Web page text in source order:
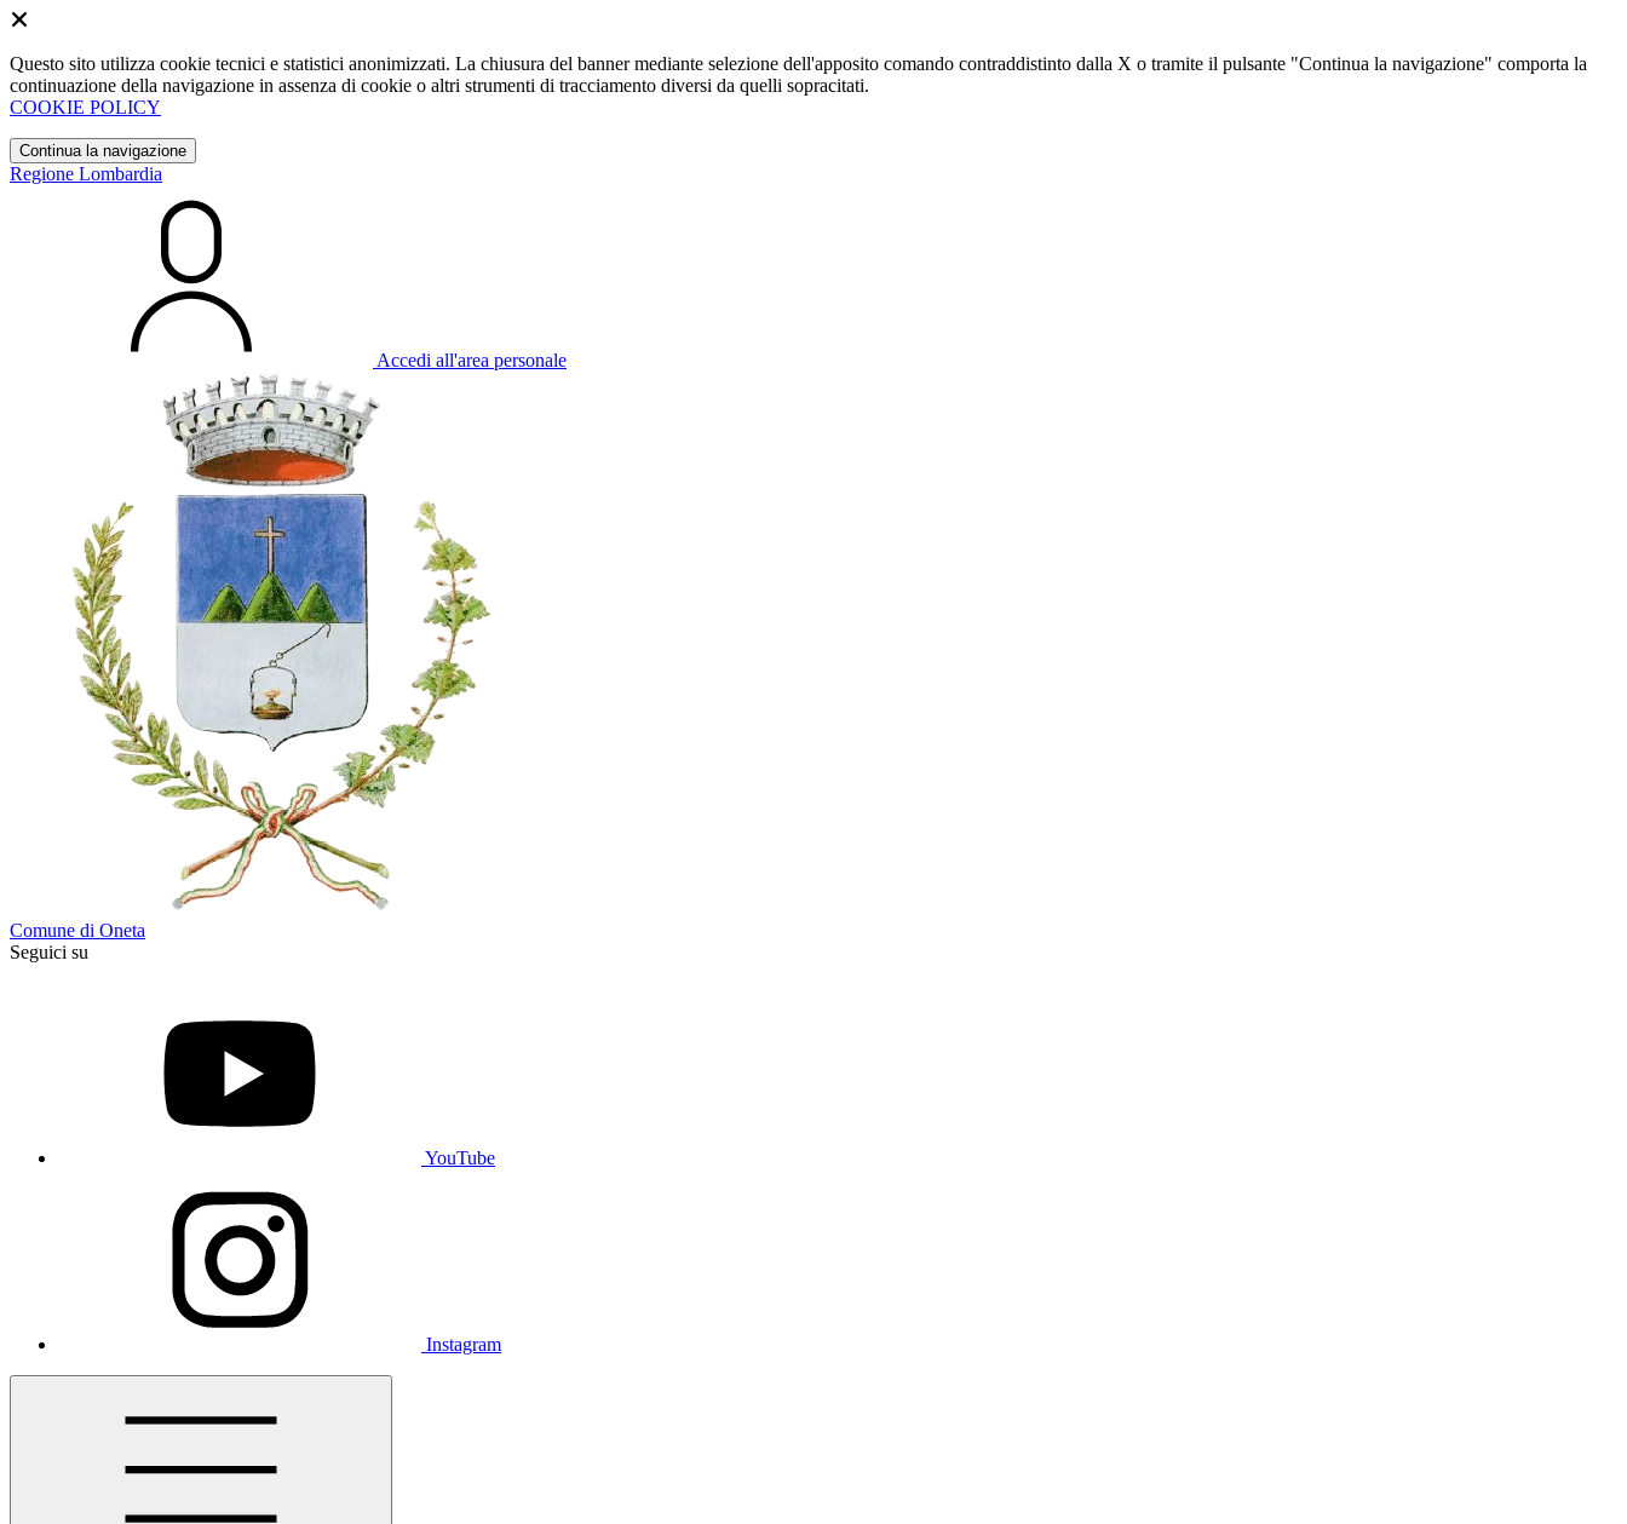
Questo sito utilizza cookie tecnici e statistici anonimizzati. La chiusura del banner mediante selezione dell'apposito comando contraddistinto dalla X o tramite il pulsante "Continua la navigazione" comporta la
continuazione della navigazione in assenza di cookie o altri strumenti di tracciamento diversi da quelli sopracitati.
COOKIE POLICY
Continua la navigazione
Regione Lombardia
Accedi all'area personale
Comune di Oneta
Seguici su
YouTube
Instagram